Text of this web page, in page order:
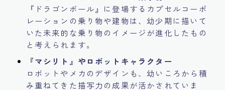
『ドラゴンボール』に登場するカプセルコーポ
レーションの乗り物や建物は、幼少期に描いて
いた未来的な乗り物のイメージが進化したもの
と考えられます。
『マシリト』やロボットキャラクター
ロボットやメカのデザインも、幼いころから積
み重ねてきた描写力の成果が活かされていま